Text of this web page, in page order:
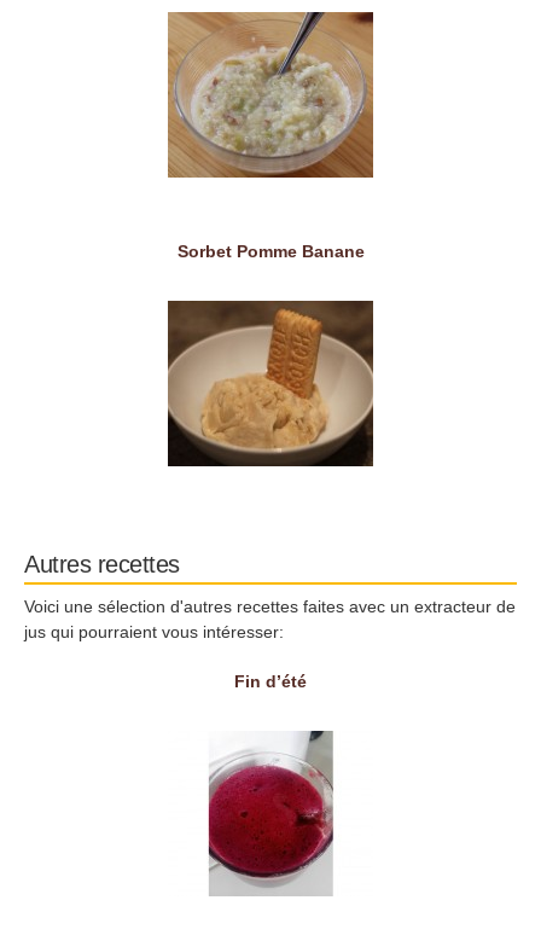
Sorbet Pomme Banane
Autres recettes
Voici une sélection d'autres recettes faites avec un extracteur de
jus qui pourraient vous intéresser:
Fin d’été